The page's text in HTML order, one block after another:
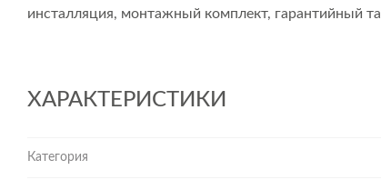
инсталляция, монтажный комплект, гарантийный
ХАРАКТЕРИСТИКИ
Категория